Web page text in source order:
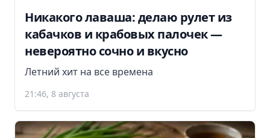
Никакого лаваша: делаю рулет из
кабачков и крабовых палочек —
невероятно сочно и вкусно
Летний хит на все времена
21:46, 8 августа